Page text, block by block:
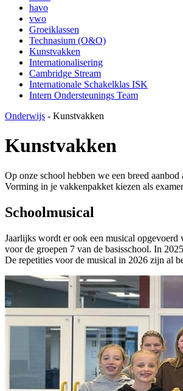
havo
vwo
Groeiklassen
Technasium (O&O)
Kunstvakken
Internationalisering
Cambridge Stream
Internationale Schakelklas ISK
Intern Ondersteunings Team
Onderwijs - Kunstvakken
Kunstvakken
Op onze school hebben we een breed
Vorming in je vakkenpakket kiezen als
Schoolmusical
Jaarlijks wordt er ook een musical
voor de groepen 7 van de basisschool. In
De repetities voor de musical in 2026 zijn al